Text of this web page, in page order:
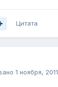
Цитата
1 ноября, 2011